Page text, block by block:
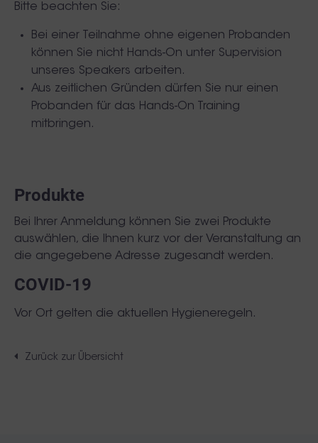
Bitte beachten Sie:
Bei einer Teilnahme ohne eigenen Probanden
können Sie nicht Hands-On unter Supervision
unseres Speakers arbeiten.
Aus zeitlichen Gründen dürfen Sie nur einen
Probanden für das Hands-On Training
mitbringen.
Produkte
Bei Ihrer Anmeldung können Sie zwei Produkte
auswählen, die Ihnen kurz vor der Veranstaltung an
die angegebene Adresse zugesandt werden.
COVID-19
Vor Ort gelten die aktuellen Hygieneregeln.
Zurück zur Übersicht